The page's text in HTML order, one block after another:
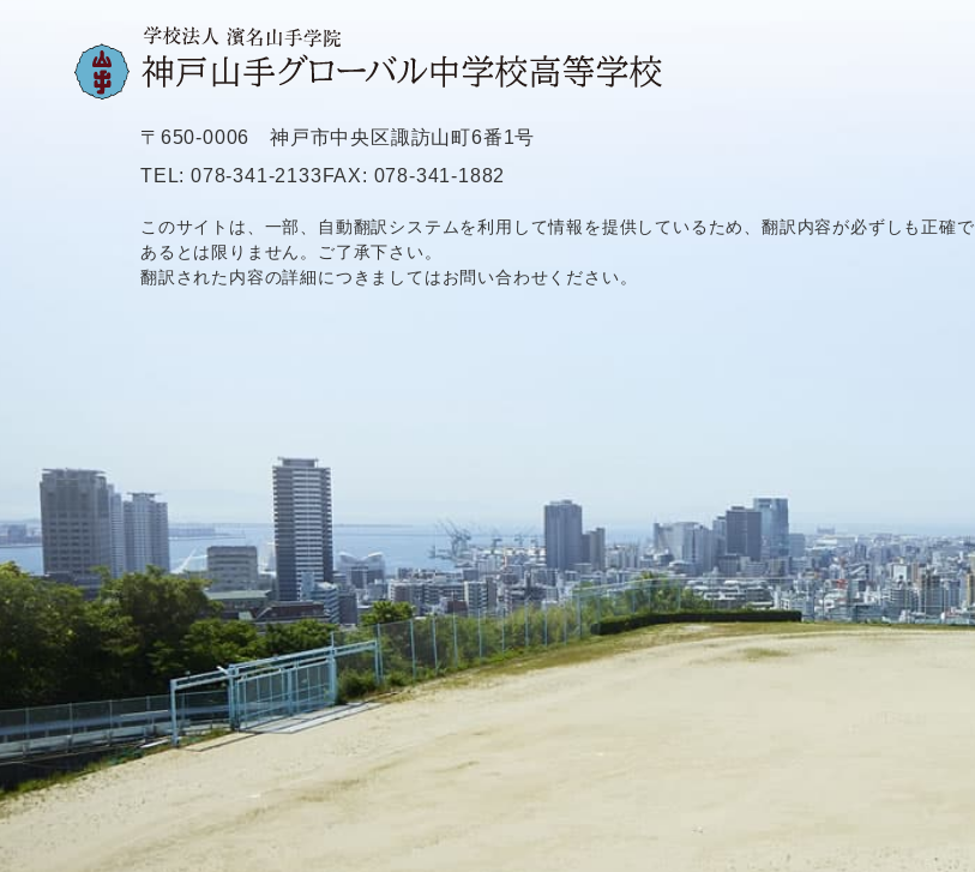
〒650-0006 神戸市中央区諏訪山町6番1号
TEL: 078-341-2133FAX: 078-341-1882
このサイトは、一部、自動翻訳システムを利用して情報を提供しているため、翻訳内容が必ずしも正確で
あるとは限りません。ご了承下さい。
翻訳された内容の詳細につきましてはお問い合わせください。